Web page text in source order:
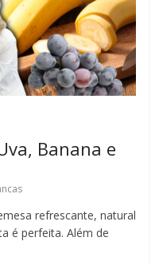
Banana e
refrescante, natural
é perfeita. Além de